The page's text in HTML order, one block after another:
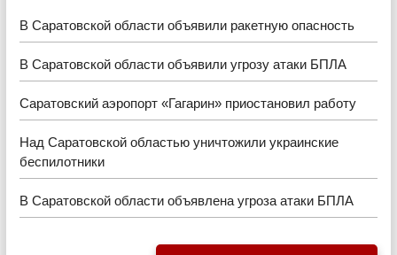
В Саратовской области объявили ракетную опасность
В Саратовской области объявили угрозу атаки БПЛА
Саратовский аэропорт «Гагарин» приостановил работу
Над Саратовской областью уничтожили украинские
беспилотники
В Саратовской области объявлена угроза атаки БПЛА